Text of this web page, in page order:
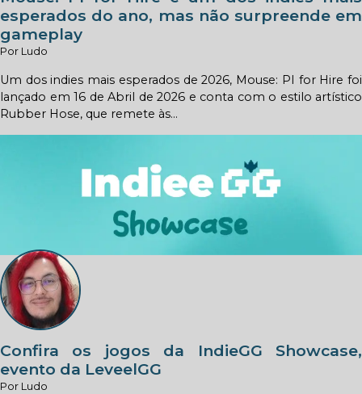
esperados do ano, mas não surpreende em
gameplay
Por Ludo
Um dos indies mais esperados de 2026, Mouse: PI for Hire foi
lançado em 16 de Abril de 2026 e conta com o estilo artístico
Rubber Hose, que remete às...
Confira os jogos da IndieGG Showcase,
evento da LeveelGG
Por Ludo